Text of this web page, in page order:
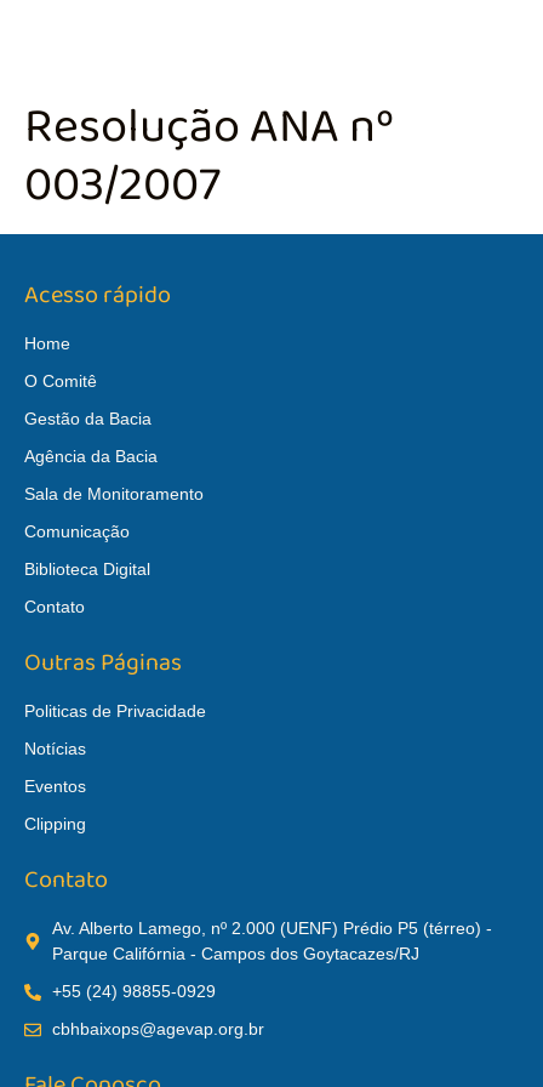
Resolução ANA nº
003/2007
Acesso rápido
Home
O Comitê
Gestão da Bacia
Agência da Bacia
Sala de Monitoramento
Comunicação
Biblioteca Digital
Contato
Outras Páginas
Politicas de Privacidade
Notícias
Eventos
Clipping
Contato
Av. Alberto Lamego, nº 2.000 (UENF) Prédio P5 (térreo) -
Parque Califórnia - Campos dos Goytacazes/RJ
+55 (24) 98855-0929
cbhbaixops@agevap.org.br